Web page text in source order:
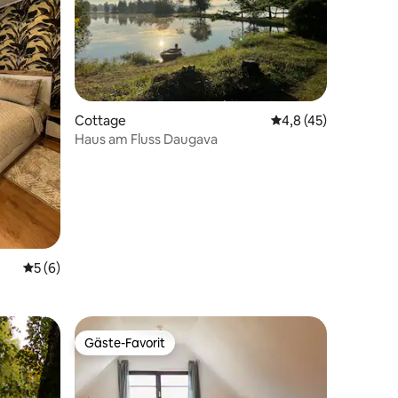
Bewertungen
Durchschnittliche Bewertung: 5 von 5, 6 Bewertungen
5 (6)
Cottage Durchschnittliche
4,8 (45)
Haus am Fluss Daugava
Gäste-Favorit
Gäste-Favorit